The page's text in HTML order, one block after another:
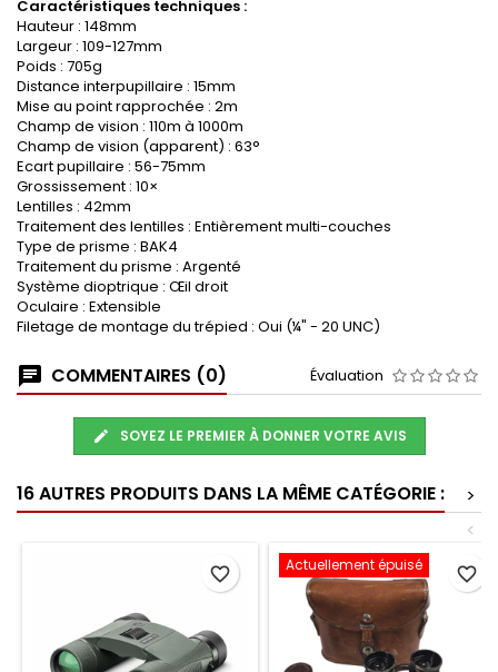
Caractéristiques techniques :
Hauteur : 148mm
Largeur : 109-127mm
Poids : 705g
Distance interpupillaire : 15mm
Mise au point rapprochée : 2m
Champ de vision : 110m à 1000m
Champ de vision (apparent) : 63°
Ecart pupillaire : 56-75mm
Grossissement : 10×
Lentilles : 42mm
Traitement des lentilles : Entièrement multi-couches
Type de prisme : BAK4
Traitement du prisme : Argenté
Système dioptrique : Œil droit
Oculaire : Extensible
Filetage de montage du trépied : Oui (¼" - 20 UNC)
COMMENTAIRES (0) Évaluation
SOYEZ LE PREMIER À DONNER VOTRE AVIS
16 AUTRES PRODUITS DANS LA MÊME CATÉGORIE :
>
<
favorite_border Actuellement épuisé favorite_border